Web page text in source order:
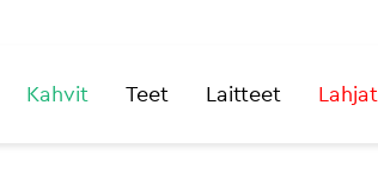
Kahvit Teet Laitteet Lahjat